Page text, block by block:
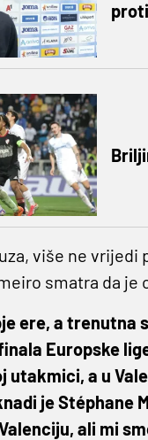
više ne vrijedi
smatra da je
ere, a
Europske
utakmici, a u
je Stéphane
ali mi